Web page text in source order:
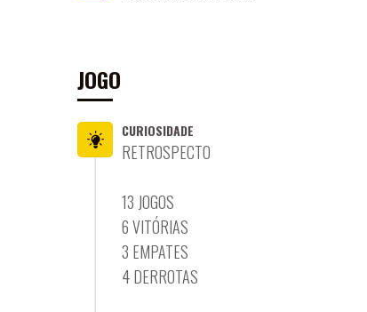
JOGO
CURIOSIDADE
RETROSPECTO
13 JOGOS
6 VITÓRIAS
3 EMPATES
4 DERROTAS